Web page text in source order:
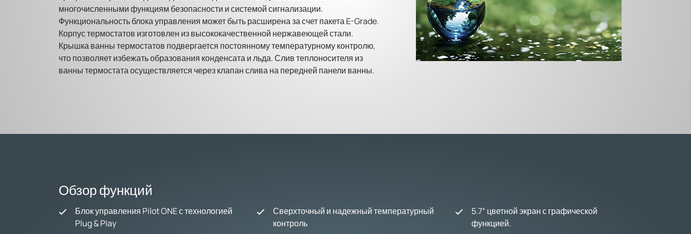
многочисленными функциям безопасности и системой сигнализации.
Функциональность блока управления может быть расширена за счет пакета E-Grade.
Корпус термостатов изготовлен из высококачественной нержавеющей стали.
Крышка ванны термостатов подвергается постоянному температурному контролю,
что позволяет избежать образования конденсата и льда. Слив теплоносителя из
ванны термостата осуществляется через клапан слива на передней панели ванны.
Обзор функций
Блок управления Pilot ONE с технологией
Plug & Play
Сверхточный и надежный температурный
контроль
5.7“ цветной экран с графической
функцией.